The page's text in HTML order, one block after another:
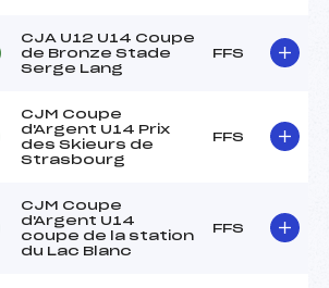
CJA U12 U14 Coupe
de Bronze Stade
Serge Lang
FFS
CJM Coupe
d'Argent U14 Prix
des Skieurs de
Strasbourg
FFS
CJM Coupe
d'Argent U14
coupe de la station
du Lac Blanc
FFS